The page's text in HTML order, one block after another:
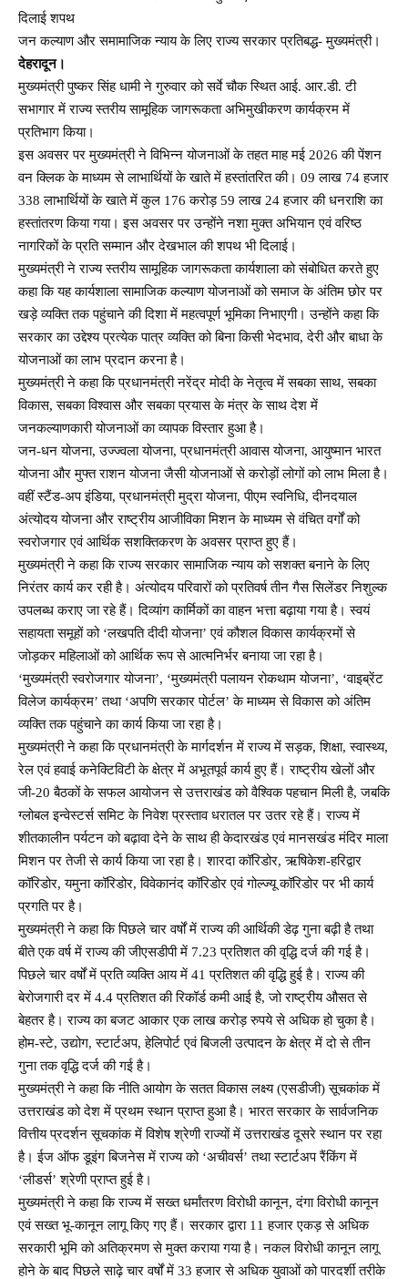
दिलाई शपथ
जन कल्याण और समामाजिक न्याय के लिए राज्य सरकार प्रतिबद्ध- मुख्यमंत्री।
देहरादून।
मुख्यमंत्री पुष्कर सिंह धामी ने गुरुवार को सर्वे चौक स्थित आई. आर.डी. टी
सभागार में राज्य स्तरीय सामूहिक जागरूकता अभिमुखीकरण कार्यक्रम में
प्रतिभाग किया।
इस अवसर पर मुख्यमंत्री ने विभिन्न योजनाओं के तहत माह मई 2026 की पेंशन
वन क्लिक के माध्यम से लाभार्थियों के खाते में हस्तांतरित की। 09 लाख 74 हजार
338 लाभार्थियों के खाते में कुल 176 करोड़ 59 लाख 24 हजार की धनराशि का
हस्तांतरण किया गया। इस अवसर पर उन्होंने नशा मुक्त अभियान एवं वरिष्ठ
नागरिकों के प्रति सम्मान और देखभाल की शपथ भी दिलाई।
मुख्यमंत्री ने राज्य स्तरीय सामूहिक जागरूकता कार्यशाला को संबोधित करते हुए
कहा कि यह कार्यशाला सामाजिक कल्याण योजनाओं को समाज के अंतिम छोर पर
खड़े व्यक्ति तक पहुंचाने की दिशा में महत्वपूर्ण भूमिका निभाएगी। उन्होंने कहा कि
सरकार का उद्देश्य प्रत्येक पात्र व्यक्ति को बिना किसी भेदभाव, देरी और बाधा के
योजनाओं का लाभ प्रदान करना है।
मुख्यमंत्री ने कहा कि प्रधानमंत्री नरेंद्र मोदी के नेतृत्व में सबका साथ, सबका
विकास, सबका विश्वास और सबका प्रयास के मंत्र के साथ देश में
जनकल्याणकारी योजनाओं का व्यापक विस्तार हुआ है।
जन-धन योजना, उज्ज्वला योजना, प्रधानमंत्री आवास योजना, आयुष्मान भारत
योजना और मुफ्त राशन योजना जैसी योजनाओं से करोड़ों लोगों को लाभ मिला है।
वहीं स्टैंड-अप इंडिया, प्रधानमंत्री मुद्रा योजना, पीएम स्वनिधि, दीनदयाल
अंत्योदय योजना और राष्ट्रीय आजीविका मिशन के माध्यम से वंचित वर्गों को
स्वरोजगार एवं आर्थिक सशक्तिकरण के अवसर प्राप्त हुए हैं।
मुख्यमंत्री ने कहा कि राज्य सरकार सामाजिक न्याय को सशक्त बनाने के लिए
निरंतर कार्य कर रही है। अंत्योदय परिवारों को प्रतिवर्ष तीन गैस सिलेंडर निशुल्क
उपलब्ध कराए जा रहे हैं। दिव्यांग कार्मिकों का वाहन भत्ता बढ़ाया गया है। स्वयं
सहायता समूहों को ‘लखपति दीदी योजना’ एवं कौशल विकास कार्यक्रमों से
जोड़कर महिलाओं को आर्थिक रूप से आत्मनिर्भर बनाया जा रहा है।
‘मुख्यमंत्री स्वरोजगार योजना’, ‘मुख्यमंत्री पलायन रोकथाम योजना’, ‘वाइब्रेंट
विलेज कार्यक्रम’ तथा ‘अपणि सरकार पोर्टल’ के माध्यम से विकास को अंतिम
व्यक्ति तक पहुंचाने का कार्य किया जा रहा है।
मुख्यमंत्री ने कहा कि प्रधानमंत्री के मार्गदर्शन में राज्य में सड़क, शिक्षा, स्वास्थ्य,
रेल एवं हवाई कनेक्टिविटी के क्षेत्र में अभूतपूर्व कार्य हुए हैं। राष्ट्रीय खेलों और
जी-20 बैठकों के सफल आयोजन से उत्तराखंड को वैश्विक पहचान मिली है, जबकि
ग्लोबल इन्वेस्टर्स समिट के निवेश प्रस्ताव धरातल पर उतर रहे हैं। राज्य में
शीतकालीन पर्यटन को बढ़ावा देने के साथ ही केदारखंड एवं मानसखंड मंदिर माला
मिशन पर तेजी से कार्य किया जा रहा है। शारदा कॉरिडोर, ऋषिकेश-हरिद्वार
कॉरिडोर, यमुना कॉरिडोर, विवेकानंद कॉरिडोर एवं गोल्ज्यू कॉरिडोर पर भी कार्य
प्रगति पर है।
मुख्यमंत्री ने कहा कि पिछले चार वर्षों में राज्य की आर्थिकी डेढ़ गुना बढ़ी है तथा
बीते एक वर्ष में राज्य की जीएसडीपी में 7.23 प्रतिशत की वृद्धि दर्ज की गई है।
पिछले चार वर्षों में प्रति व्यक्ति आय में 41 प्रतिशत की वृद्धि हुई है। राज्य की
बेरोजगारी दर में 4.4 प्रतिशत की रिकॉर्ड कमी आई है, जो राष्ट्रीय औसत से
बेहतर है। राज्य का बजट आकार एक लाख करोड़ रुपये से अधिक हो चुका है।
होम-स्टे, उद्योग, स्टार्टअप, हेलिपोर्ट एवं बिजली उत्पादन के क्षेत्र में दो से तीन
गुना तक वृद्धि दर्ज की गई है।
मुख्यमंत्री ने कहा कि नीति आयोग के सतत विकास लक्ष्य (एसडीजी) सूचकांक में
उत्तराखंड को देश में प्रथम स्थान प्राप्त हुआ है। भारत सरकार के सार्वजनिक
वित्तीय प्रदर्शन सूचकांक में विशेष श्रेणी राज्यों में उत्तराखंड दूसरे स्थान पर रहा
है। ईज ऑफ डूइंग बिजनेस में राज्य को ‘अचीवर्स’ तथा स्टार्टअप रैंकिंग में
‘लीडर्स’ श्रेणी प्राप्त हुई है।
मुख्यमंत्री ने कहा कि राज्य में सख्त धर्मांतरण विरोधी कानून, दंगा विरोधी कानून
एवं सख्त भू-कानून लागू किए गए हैं। सरकार द्वारा 11 हजार एकड़ से अधिक
सरकारी भूमि को अतिक्रमण से मुक्त कराया गया है। नकल विरोधी कानून लागू
होने के बाद पिछले साढ़े चार वर्षों में 33 हजार से अधिक युवाओं को पारदर्शी तरीके